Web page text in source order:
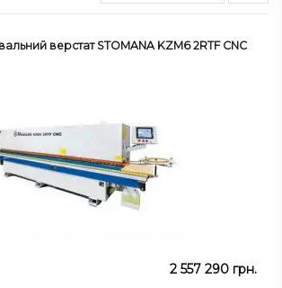
верстат STOMANA KZM6 2RTF CNC
2 557 290 грн.